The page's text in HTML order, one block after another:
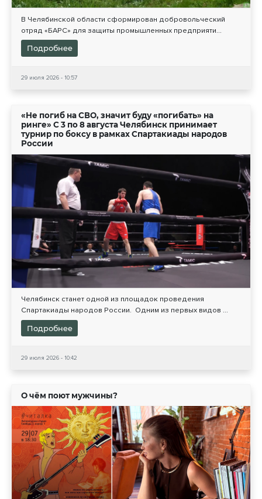
В Челябинской области сформирован добровольческий
отряд «БАРС» для защиты промышленных предприяти...
Подробнее
29 июля 2026 - 10:57
«Не погиб на СВО, значит буду «погибать» на
ринге» С 3 по 8 августа Челябинск принимает
турнир по боксу в рамках Спартакиады народов
России
Челябинск станет одной из площадок проведения
Спартакиады народов России. Одним из первых видов ...
Подробнее
29 июля 2026 - 10:42
О чём поют мужчины?